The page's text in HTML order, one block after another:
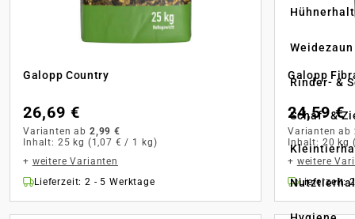
Weidezaun
Rinder- &
Schaf- &
Galopp Country
26,69 €
Varianten ab 2,99 €
Inhalt: 25 kg (1,07 € / 1 kg)
+ weitere Varianten
Lieferzeit: 2 - 5 Werktage
Galopp
24,59 €
Varianten ab
Inhalt: 20 kg
+ weitere
Lieferzeit: